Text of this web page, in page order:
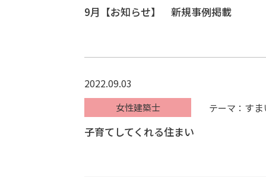
9月【お知らせ】 新規事例掲載
2022.09.03
女性建築士 テーマ： す
子育てしてくれる住まい